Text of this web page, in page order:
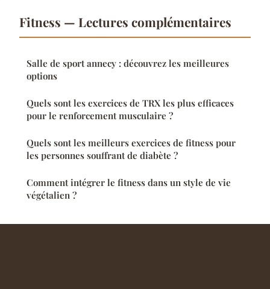
Fitness — Lectures complémentaires
Salle de sport annecy : découvrez les meilleures
options
Quels sont les exercices de TRX les plus efficaces
pour le renforcement musculaire ?
Quels sont les meilleurs exercices de fitness pour
les personnes souffrant de diabète ?
Comment intégrer le fitness dans un style de vie
végétalien ?